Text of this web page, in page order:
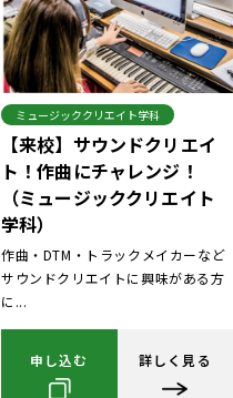
ミュージッククリエイト学科
【来校】サウンドクリエイ
ト！作曲にチャレンジ！
（ミュージッククリエイト
学科）
作曲・DTM・トラックメイカーなど
サウンドクリエイトに興味がある方
に...
申し込む 詳しく見る